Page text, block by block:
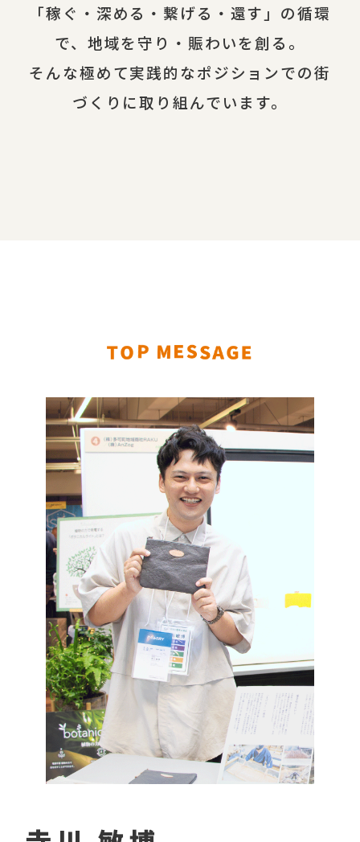
「稼ぐ・深める・繋げる・還す」の循環
で、地域を守り・賑わいを創る。
そんな極めて実践的なポジションでの街
づくりに取り組んでいます。